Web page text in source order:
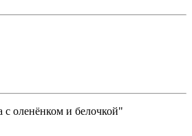
оленёнком и белочкой"